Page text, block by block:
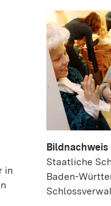
in
Bildnachweis
Staatliche
Baden-